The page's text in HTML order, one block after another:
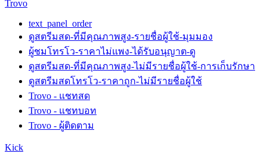
Trovo
text_panel_order
ดูสตรีมสด-ที่มีคุณภาพสูง-รายชื่อผู้ใช้-มุมมอง
ผู้ชมโทรโว-ราคาไม่แพง-ได้รับอนุญาต-ดู
ดูสตรีมสด-ที่มีคุณภาพสูง-ไม่มีรายชื่อผู้ใช้-การเก็บรักษา
ดูสตรีมสดโทรโว-ราคาถูก-ไม่มีรายชื่อผู้ใช้
Trovo - แชทสด
Trovo - แชทบอท
Trovo - ผู้ติดตาม
Kick